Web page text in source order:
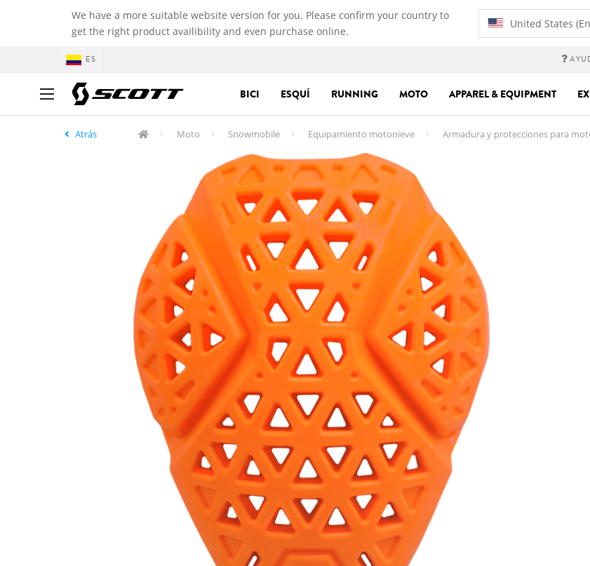
We have a more suitable website version for you. Please confirm your country to
get the right product availibility and even purchase online.
United States
ES
BICI ESQUÍ RUNNING MOTO APPAREL & EQUIPMENT
Atrás Moto Snowmobile Equipamiento motonieve Armadura y protecciones para